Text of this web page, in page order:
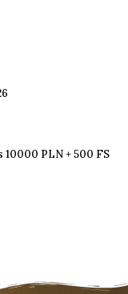
PLN + 500 FS